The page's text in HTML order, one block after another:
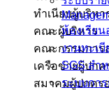
ทำเนียบผู้บริหา
คณะผู้บริหาร
คณะกรรมการ
เครือข่ายผู้ปกค
สมาคมผู้ปกคร
ห้องเรียน
งานทะเบี
SGS สำ
ระบบกา